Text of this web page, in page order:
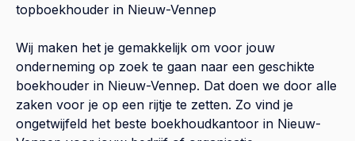
topboekhouder in Nieuw-Vennep
Wij maken het je gemakkelijk om voor jouw
onderneming op zoek te gaan naar een geschikte
boekhouder in Nieuw-Vennep. Dat doen we door alle
zaken voor je op een rijtje te zetten. Zo vind je
ongetwijfeld het beste boekhoudkantoor in Nieuw-